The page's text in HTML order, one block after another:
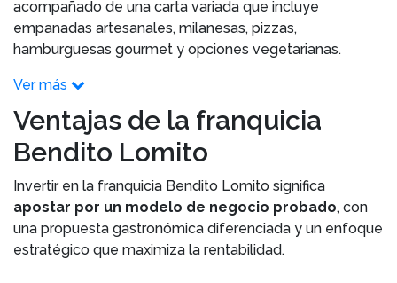
acompañado de una carta variada que incluye
empanadas artesanales, milanesas, pizzas,
hamburguesas gourmet y opciones vegetarianas.
Ver más
Ventajas de la franquicia
Bendito Lomito
Invertir en la franquicia Bendito Lomito significa
apostar por un modelo de negocio probado, con
una propuesta gastronómica diferenciada y un enfoque
estratégico que maximiza la rentabilidad.